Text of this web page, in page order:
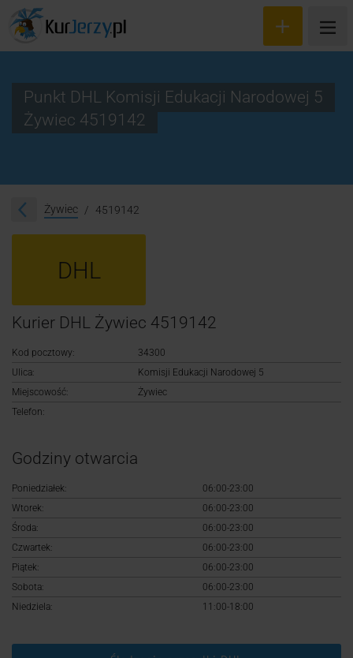
Śledzenie przesyłki
Logowanie
Punkt DHL Komisji Edukacji Narodowej 5
Żywiec 4519142
Żywiec 4519142
DHL
Kurier DHL Żywiec 4519142
Kod pocztowy:
34300
Ulica:
Komisji Edukacji Narodowej 5
Miejscowość:
Żywiec
Telefon:
Godziny otwarcia
Poniedziałek:
06:00-23:00
Wtorek:
06:00-23:00
Środa:
06:00-23:00
Czwartek:
06:00-23:00
Piątek:
06:00-23:00
Sobota:
06:00-23:00
Niedziela:
11:00-18:00